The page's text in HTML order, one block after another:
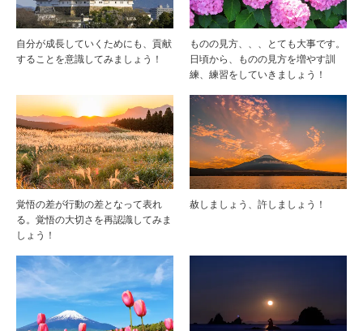
自分が成長していくためにも、貢献
することを意識してみましょう！
ものの見方、、、とても大事です。
日頃から、ものの見方を増やす訓
練、練習をしていきましょう！
覚悟の差が行動の差となって表れ
る。覚悟の大切さを再認識してみま
しょう！
赦しましょう、許しましょう！